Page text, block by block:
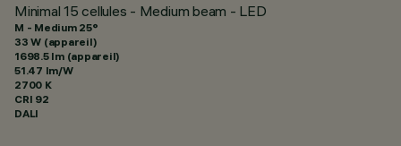
Minimal 15 cellules - Medium beam - LED
M - Medium 25°
33 W (appareil)
1698.5 lm (appareil)
51.47 lm/W
2700 K
CRI 92
DALI